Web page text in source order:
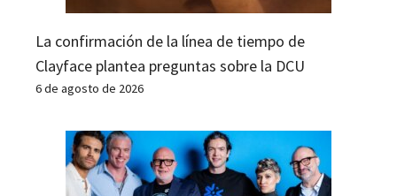
La confirmación de la línea de tiempo de
Clayface plantea preguntas sobre la DCU
6 de agosto de 2026